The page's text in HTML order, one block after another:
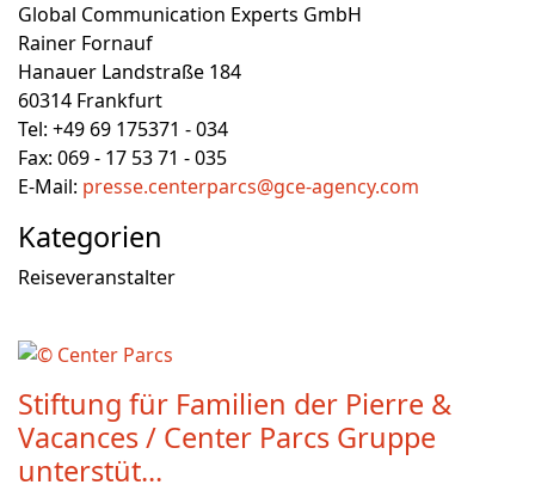
Global Communication Experts GmbH
Rainer Fornauf
Hanauer Landstraße 184
60314 Frankfurt
Tel: +49 69 175371 - 034
Fax: 069 - 17 53 71 - 035
E-Mail: presse.centerparcs@gce-agency.com
Kategorien
Reiseveranstalter
Stiftung für Familien der Pierre &
Vacances / Center Parcs Gruppe
unterstüt...